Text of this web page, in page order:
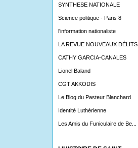
SYNTHESE NATIONALE
Science politique - Paris 8
l'information nationaliste
LA REVUE NOUVEAUX DÉLITS
CATHY GARCIA-CANALES
Lionel Baland
CGT AKKODIS
Le Blog du Pasteur Blanchard
Identité Luthérienne
Les Amis du Funiculaire de Be...